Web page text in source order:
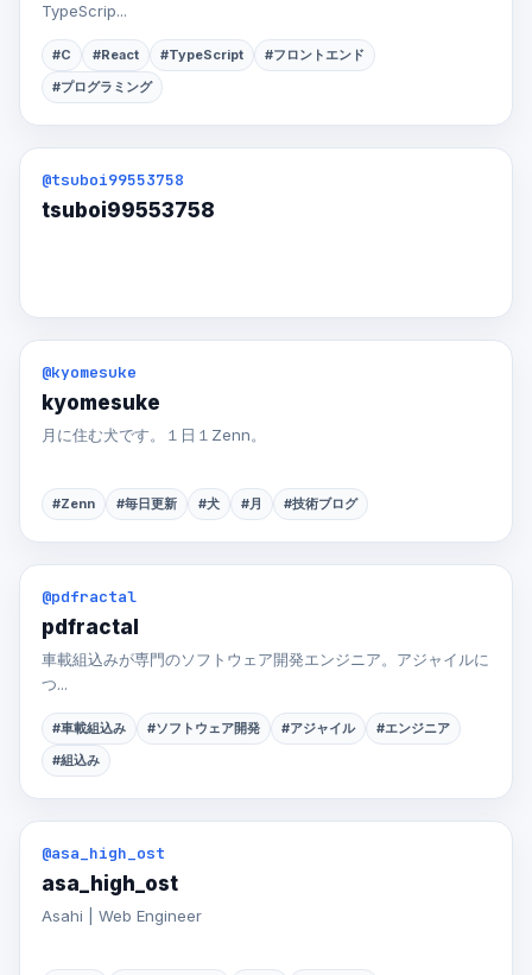
TypeScrip...
#C #React #TypeScript
#フロントエンド
#プログラミング
@tsuboi99553758
tsuboi99553758
@kyomesuke
kyomesuke
月に住む犬です。１日１Zenn。
#Zenn #毎日更新 #犬 #月 #技術ブログ
@pdfractal
pdfractal
車載組込みが専門のソフトウェア開発エンジニア。アジャイルに
つ...
#車載組込み #ソフトウェア開発 #アジャイル
#エンジニア
#組込み
@asa_high_ost
asa_high_ost
Asahi | Web Engineer